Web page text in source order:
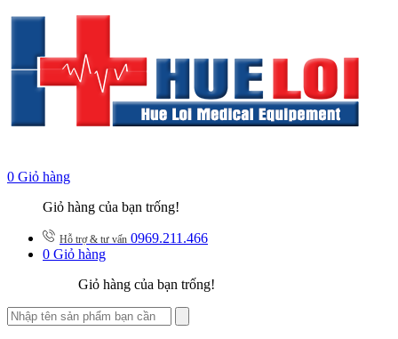
0 Giỏ hàng
Giỏ hàng của bạn trống!
Hỗ trợ & tư vấn 0969.211.466
0 Giỏ hàng
Giỏ hàng của bạn trống!